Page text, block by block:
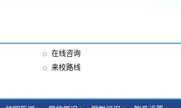
在线咨询
来校路线